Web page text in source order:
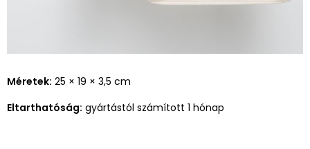
Méretek: 25 × 19 × 3,5 cm
Eltarthatóság: gyártástól számított 1 hónap